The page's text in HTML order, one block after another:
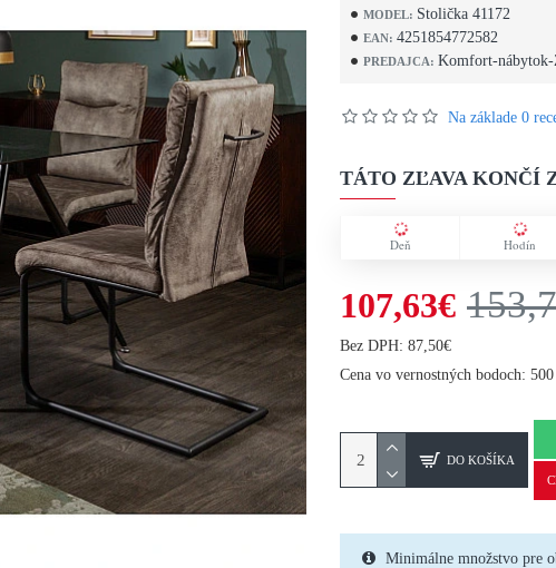
MODEL: Stolička 41172
EAN: 4251854772582
PREDAJCA: Komfort-
Na základe 0
TÁTO ZĽAVA KONČÍ
Deň Hodín
107,63€
Bez DPH: 87,50€
Cena vo vernostných bodoch: 500
DO KOŠÍKA
Minimálne množstvo pre